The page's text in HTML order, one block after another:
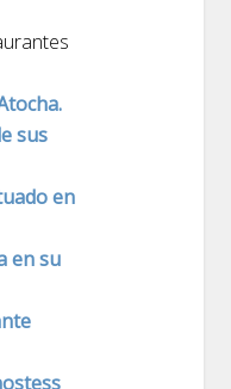
sus
en
en su